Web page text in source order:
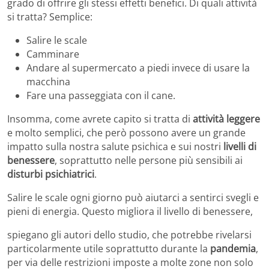
grado di offrire gli stessi effetti benefici. Di quali attività
si tratta? Semplice:
Salire le scale
Camminare
Andare al supermercato a piedi invece di usare la
macchina
Fare una passeggiata con il cane.
Insomma, come avrete capito si tratta di attività leggere
e molto semplici, che però possono avere un grande
impatto sulla nostra salute psichica e sui nostri livelli di
benessere, soprattutto nelle persone più sensibili ai
disturbi psichiatrici.
Salire le scale ogni giorno può aiutarci a sentirci svegli e
pieni di energia. Questo migliora il livello di benessere,
spiegano gli autori dello studio, che potrebbe rivelarsi
particolarmente utile soprattutto durante la pandemia,
per via delle restrizioni imposte a molte zone non solo